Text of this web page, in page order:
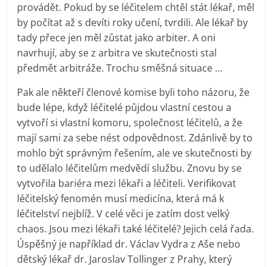
provádět. Pokud by se léčitelem chtěl stát lékař, měl
by počítat až s devíti roky učení, tvrdili. Ale lékař by
tady přece jen měl zůstat jako arbiter. A oni
navrhují, aby se z arbitra ve skutečnosti stal
předmět arbitráže. Trochu směšná situace …
Pak ale někteří členové komise byli toho názoru, že
bude lépe, když léčitelé půjdou vlastní cestou a
vytvoří si vlastní komoru, společnost léčitelů, a že
mají sami za sebe nést odpovědnost. Zdánlivě by to
mohlo být správným řešením, ale ve skutečnosti by
to udělalo léčitelům medvědí službu. Znovu by se
vytvořila bariéra mezi lékaři a léčiteli. Verifikovat
léčitelský fenomén musí medicína, která má k
léčitelství nejblíž. V celé věci je zatím dost velký
chaos. Jsou mezi lékaři také léčitelé? Jejich celá řada.
Úspěšný je například dr. Václav Vydra z Aše nebo
dětský lékař dr. Jaroslav Tollinger z Prahy, který